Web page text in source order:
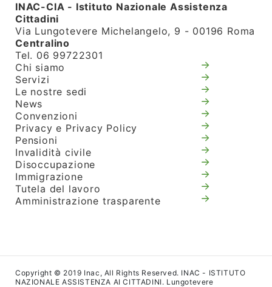
INAC-CIA - Istituto Nazionale Assistenza
Cittadini
Via Lungotevere Michelangelo, 9 - 00196 Roma
Centralino
Tel. 06 99722301
Chi siamo
Servizi
Le nostre sedi
News
Convenzioni
Privacy e Privacy Policy
Pensioni
Invalidità civile
Disoccupazione
Immigrazione
Tutela del lavoro
Amministrazione trasparente
Copyright © 2019 Inac, All Rights Reserved. INAC - ISTITUTO
NAZIONALE ASSISTENZA AI CITTADINI. Lungotevere